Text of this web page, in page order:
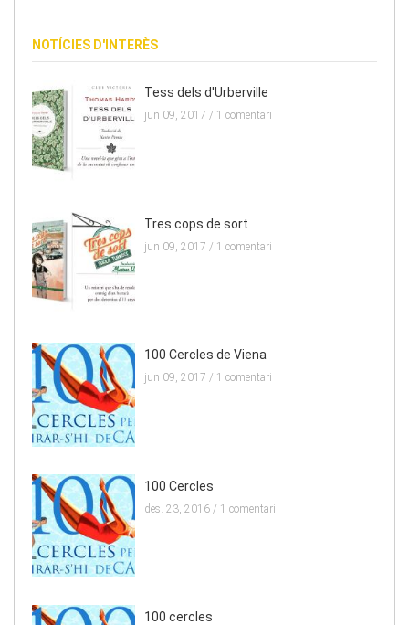
NOTÍCIES D'INTERÈS
Tess dels d'Urberville
jun 09, 2017 / 1 comentari
Tres cops de sort
jun 09, 2017 / 1 comentari
100 Cercles de Viena
jun 09, 2017 / 1 comentari
100 Cercles
des. 23, 2016 / 1 comentari
100 cercles